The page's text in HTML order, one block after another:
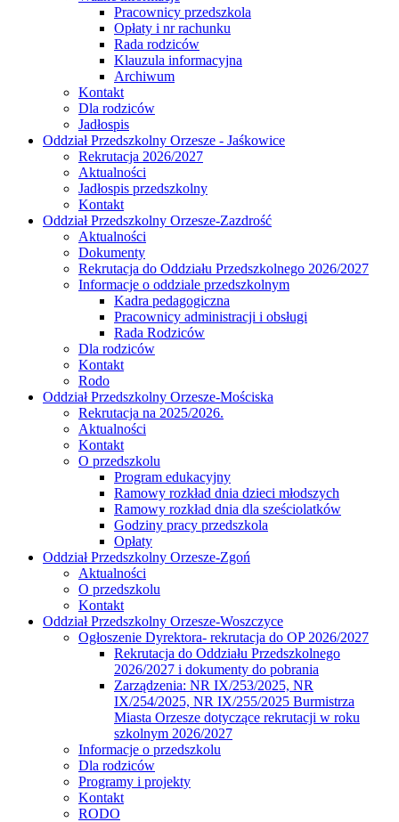
Pracownicy przedszkola
Opłaty i nr rachunku
Rada rodziców
Klauzula informacyjna
Archiwum
Kontakt
Dla rodziców
Jadłospis
Oddział Przedszkolny Orzesze - Jaśkowice
Rekrutacja 2026/2027
Aktualności
Jadłospis przedszkolny
Kontakt
Oddział Przedszkolny Orzesze-Zazdrość
Aktualności
Dokumenty
Rekrutacja do Oddziału Przedszkolnego 2026/2027
Informacje o oddziale przedszkolnym
Kadra pedagogiczna
Pracownicy administracji i obsługi
Rada Rodziców
Dla rodziców
Kontakt
Rodo
Oddział Przedszkolny Orzesze-Mościska
Rekrutacja na 2025/2026.
Aktualności
Kontakt
O przedszkolu
Program edukacyjny
Ramowy rozkład dnia dzieci młodszych
Ramowy rozkład dnia dla sześciolatków
Godziny pracy przedszkola
Opłaty
Oddział Przedszkolny Orzesze-Zgoń
Aktualności
O przedszkolu
Kontakt
Oddział Przedszkolny Orzesze-Woszczyce
Ogłoszenie Dyrektora- rekrutacja do OP 2026/2027
Rekrutacja do Oddziału Przedszkolnego
2026/2027 i dokumenty do pobrania
Zarządzenia: NR IX/253/2025, NR
IX/254/2025, NR IX/255/2025 Burmistrza
Miasta Orzesze dotyczące rekrutacji w roku
szkolnym 2026/2027
Informacje o przedszkolu
Dla rodziców
Programy i projekty
Kontakt
RODO